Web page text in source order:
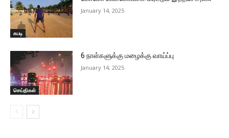
கபடி
January 14, 2025
செய்திகள்
6 நாள்களுக்கு மழைக்கு வாய்ப்பு
January 14, 2025